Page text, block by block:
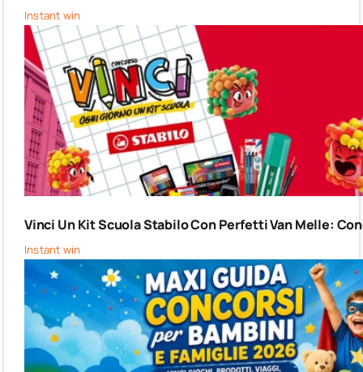
Instant win
Vinci Un Kit Scuola Stabilo Con Perfetti Van Melle:
Instant win